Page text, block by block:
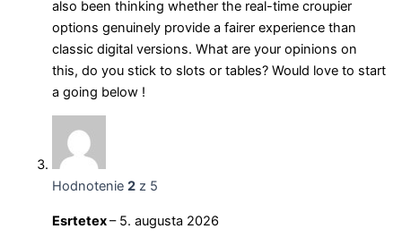
also been thinking whether the real-time croupier
options genuinely provide a fairer experience than
classic digital versions. What are your opinions on
this, do you stick to slots or tables? Would love to start
a going below !
Hodnotenie 2 z 5
Esrtetex– 5. augusta 2026